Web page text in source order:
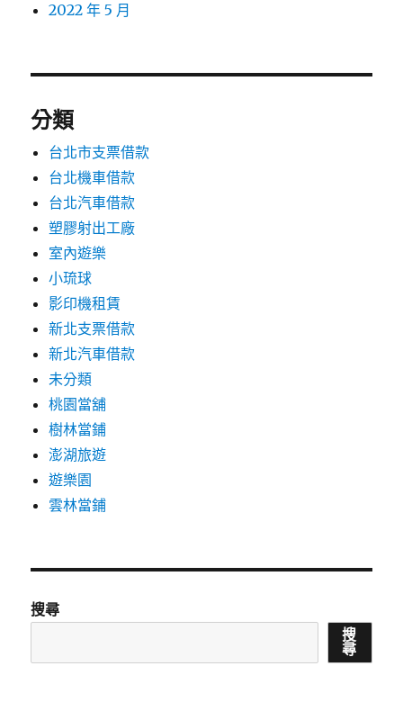
2022 年 5 月
分類
台北市支票借款
台北機車借款
台北汽車借款
塑膠射出工廠
室內遊樂
小琉球
影印機租賃
新北支票借款
新北汽車借款
未分類
桃園當舖
樹林當鋪
澎湖旅遊
遊樂園
雲林當鋪
搜尋
搜
尋